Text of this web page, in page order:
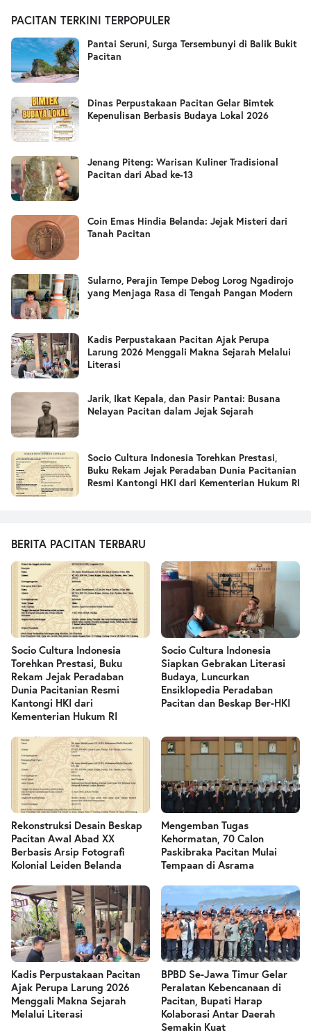
PACITAN TERKINI TERPOPULER
Pantai Seruni, Surga Tersembunyi di Balik Bukit
Pacitan
Dinas Perpustakaan Pacitan Gelar Bimtek
Kepenulisan Berbasis Budaya Lokal 2026
Jenang Piteng: Warisan Kuliner Tradisional
Pacitan dari Abad ke-13
Coin Emas Hindia Belanda: Jejak Misteri dari
Tanah Pacitan
Sularno, Perajin Tempe Debog Lorog Ngadirojo
yang Menjaga Rasa di Tengah Pangan Modern
Kadis Perpustakaan Pacitan Ajak Perupa
Larung 2026 Menggali Makna Sejarah Melalui
Literasi
Jarik, Ikat Kepala, dan Pasir Pantai: Busana
Nelayan Pacitan dalam Jejak Sejarah
Socio Cultura Indonesia Torehkan Prestasi,
Buku Rekam Jejak Peradaban Dunia Pacitanian
Resmi Kantongi HKI dari Kementerian Hukum RI
BERITA PACITAN TERBARU
Socio Cultura Indonesia
Torehkan Prestasi, Buku
Rekam Jejak Peradaban
Dunia Pacitanian Resmi
Kantongi HKI dari
Kementerian Hukum RI
Socio Cultura Indonesia
Siapkan Gebrakan Literasi
Budaya, Luncurkan
Ensiklopedia Peradaban
Pacitan dan Beskap Ber-HKI
Rekonstruksi Desain Beskap
Pacitan Awal Abad XX
Berbasis Arsip Fotografi
Kolonial Leiden Belanda
Mengemban Tugas
Kehormatan, 70 Calon
Paskibraka Pacitan Mulai
Tempaan di Asrama
Kadis Perpustakaan Pacitan
Ajak Perupa Larung 2026
Menggali Makna Sejarah
Melalui Literasi
BPBD Se-Jawa Timur Gelar
Peralatan Kebencanaan di
Pacitan, Bupati Harap
Kolaborasi Antar Daerah
Semakin Kuat